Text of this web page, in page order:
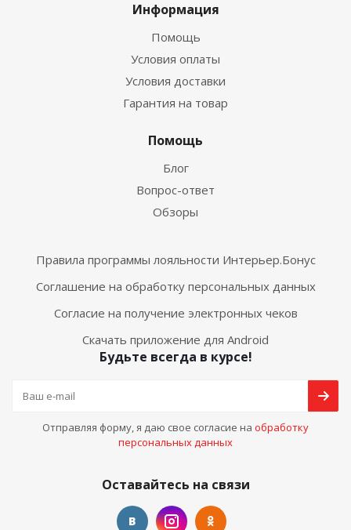
Информация
Помощь
Условия оплаты
Условия доставки
Гарантия на товар
Помощь
Блог
Вопрос-ответ
Обзоры
Правила программы лояльности Интерьер.Бонус
Соглашение на обработку персональных данных
Согласие на получение электронных чеков
Скачать приложение для Android
Будьте всегда в курсе!
Отправляя форму, я даю свое согласие на обработку
персональных данных
Оставайтесь на связи